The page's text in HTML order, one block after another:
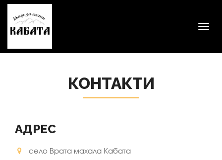
КОНТАКТИ
АДРЕС
село Врата махала Кабата